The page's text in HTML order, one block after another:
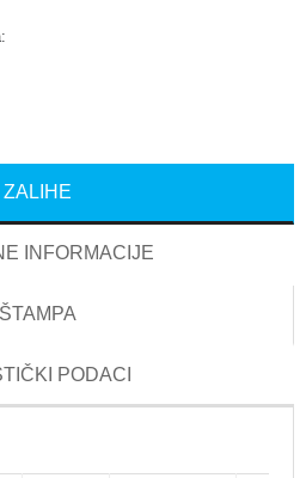
ZALIHE
INFORMACIJE
ŠTAMPA
PODACI